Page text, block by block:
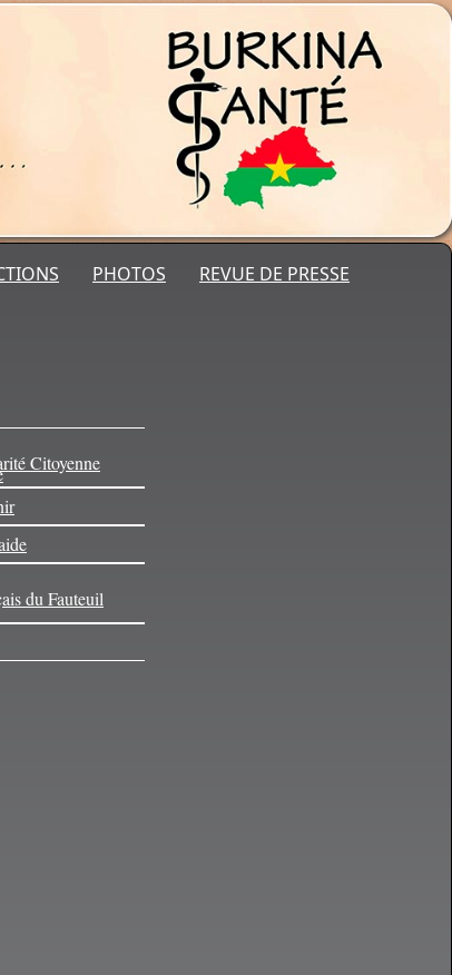
Citoyenne
du Fauteuil
PHOTOS REVUE DE PRESSE